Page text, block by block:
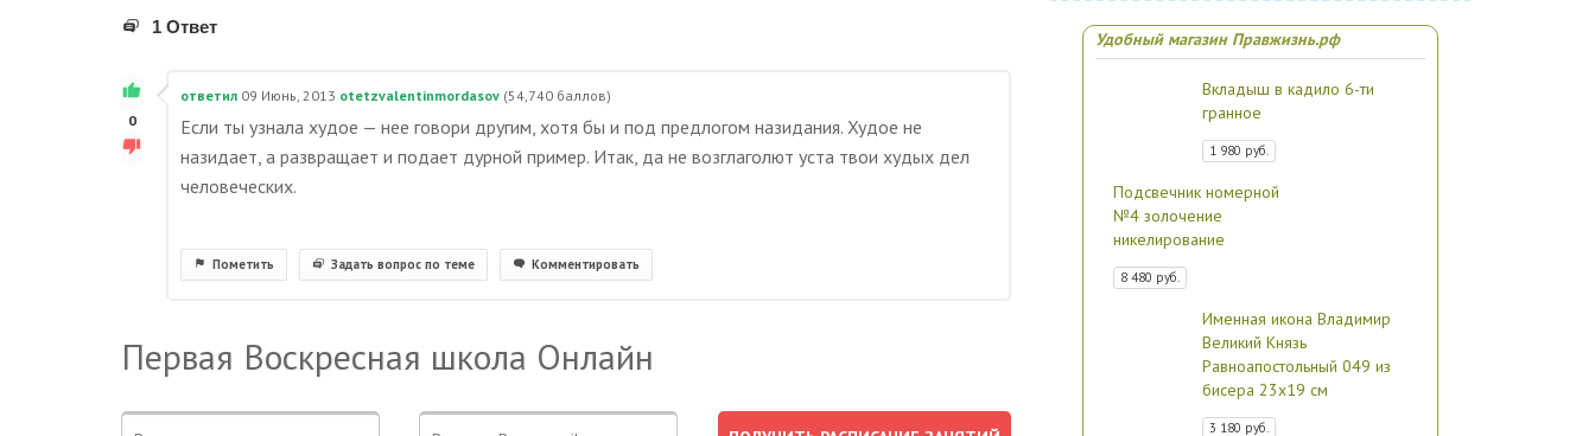
1 Ответ
0
ответил 09 Июнь, 2013 otetzvalentinmordasov (54,740 баллов)
Если ты узнала худое — нее говори другим, хотя бы и под предлогом назидания. Худое не
назидает, а развращает и подает дурной пример. Итак, да не возглаголют уста твои худых дел
человеческих.
Пометить Задать вопрос по теме Комментировать
Первая Воскресная школа Онлайн
Удобный магазин Правжизнь.рф
Вкладыш в кадило 6-ти
гранное
1 980 руб.
Подсвечник номерной
№4 золочение
никелирование
8 480 руб.
Именная икона Владимир
Великий Князь
Равноапостольный 049 из
бисера 23х19 см
3 180 руб.